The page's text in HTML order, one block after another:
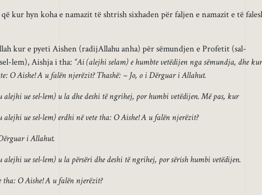
kur hyn koha e namazit të shtrish sixhaden për faljen e namazit e të
kur e pyeti Aishen (radijAllahu anha) për sëmundjen e Profetit (sal-
lem), Aishja i tha: “Ai (alejhi selam) e humbte vetëdijen nga sëmundja, dhe kur
O Aishe! A u falën njerëzit? Thashë: – Jo, o i Dërguar i Allahut.
ue sel-lem) u la dhe deshi të ngrihej, por humbi vetëdijen. Më pas, kur
ue sel-lem) erdhi në vete tha: O Aishe! A u falën njerëzit?
i Allahut.
ue sel-lem) u la përsëri dhe deshi të ngrihej, por sërish humbi vetëdijen.
O Aishe! A u falën njerëzit?